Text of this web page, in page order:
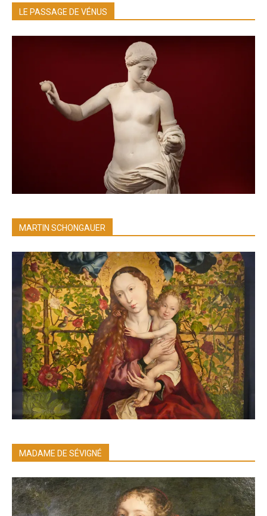
LE PASSAGE DE VÉNUS
MARTIN SCHONGAUER
MADAME DE SÉVIGNÉ